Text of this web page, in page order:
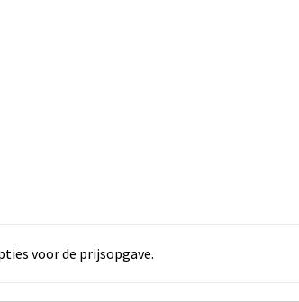
voor de prijsopgave.